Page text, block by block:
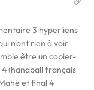
3 hyperliens
n'ont rien à voir
être un copier-
(handball français
et final 4